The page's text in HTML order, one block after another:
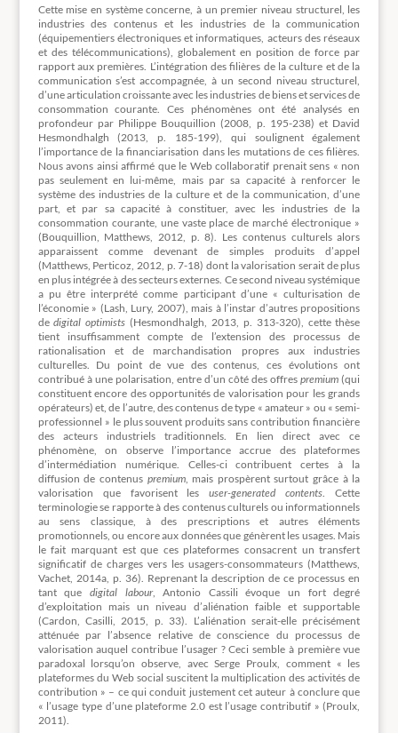
Cette mise en système concerne, à un premier niveau structurel, les
industries des contenus et les industries de la communication
(équipementiers électroniques et informatiques, acteurs des réseaux
et des télécommunications), globalement en position de force par
rapport aux premières. L’intégration des filières de la culture et de la
communication s’est accompagnée, à un second niveau structurel,
d’une articulation croissante avec les industries de biens et services de
consommation courante. Ces phénomènes ont été analysés en
profondeur par Philippe Bouquillion (2008, p. 195-238) et David
Hesmondhalgh (2013, p. 185-199), qui soulignent également
l’importance de la financiarisation dans les mutations de ces filières.
Nous avons ainsi affirmé que le Web collaboratif prenait sens « non
pas seulement en lui-même, mais par sa capacité à renforcer le
système des industries de la culture et de la communication, d’une
part, et par sa capacité à constituer, avec les industries de la
consommation courante, une vaste place de marché électronique »
(Bouquillion, Matthews, 2012, p. 8). Les contenus culturels alors
apparaissent comme devenant de simples produits d’appel
(Matthews, Perticoz, 2012, p. 7-18) dont la valorisation serait de plus
en plus intégrée à des secteurs externes. Ce second niveau systémique
a pu être interprété comme participant d’une « culturisation de
l’économie » (Lash, Lury, 2007), mais à l’instar d’autres propositions
dedigital optimists(Hesmondhalgh, 2013, p. 313-320), cette thèse
tient insuffisamment compte de l’extension des processus de
rationalisation et de marchandisation propres aux industries
culturelles. Du point de vue des contenus, ces évolutions ont
contribué à une polarisation, entre d’un côté des offrespremium (qui
constituent encore des opportunités de valorisation pour les grands
opérateurs) et, de l’autre, des contenus de type « amateur » ou « semi-
professionnel » le plus souvent produits sans contribution financière
des acteurs industriels traditionnels. En lien direct avec ce
phénomène, on observe l’importance accrue des plateformes
d’intermédiation numérique. Celles-ci contribuent certes à la
diffusion de contenus premium, mais prospèrent surtout grâce à la
valorisation que favorisent lesuser-generated contents . Cette
terminologie se rapporte à des contenus culturels ou informationnels
au sens classique, à des prescriptions et autres éléments
promotionnels, ou encore aux données que génèrent les usages. Mais
le fait marquant est que ces plateformes consacrent un transfert
significatif de charges vers les usagers-consommateurs (Matthews,
Vachet, 2014a, p. 36). Reprenant la description de ce processus en
tant que digital labour, Antonio Cassili évoque un fort degré
d’exploitation mais un niveau d’aliénation faible et supportable
(Cardon, Casilli, 2015, p. 33). L’aliénation serait-elle précisément
atténuée par l’absence relative de conscience du processus de
valorisation auquel contribue l’usager ? Ceci semble à première vue
paradoxal lorsqu’on observe, avec Serge Proulx, comment « les
plateformes du Web social suscitent la multiplication des activités de
contribution » – ce qui conduit justement cet auteur à conclure que
« l’usage type d’une plateforme 2.0 est l’usage contributif » (Proulx,
2011).